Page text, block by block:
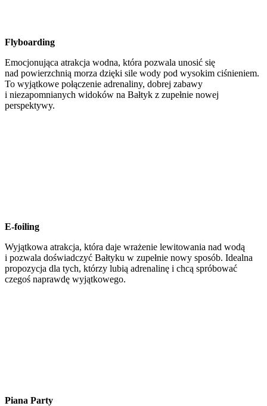
Flyboarding
Emocjonująca atrakcja wodna, która pozwala unosić się
nad powierzchnią morza dzięki sile wody pod wysokim ciśnieniem.
To wyjątkowe połączenie adrenaliny, dobrej zabawy
i niezapomnianych widoków na Bałtyk z zupełnie nowej
perspektywy.
E-foiling
Wyjątkowa atrakcja, która daje wrażenie lewitowania nad wodą
i pozwala doświadczyć Bałtyku w zupełnie nowy sposób. Idealna
propozycja dla tych, którzy lubią adrenalinę i chcą spróbować
czegoś naprawdę wyjątkowego.
Piana Party